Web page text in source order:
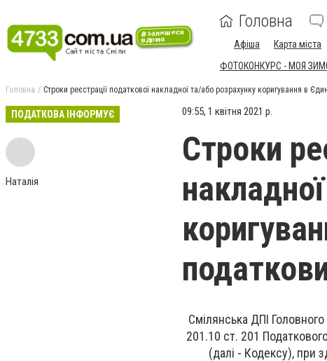
Головна
Афіша Карта міста
ФОТОКОНКУРС - МОЯ
Головна Строки реєстрації податкової накладної та/або розрахунку коригування в
ПОДАТКОВА ІНФОРМУЄ
Наталія
09:55, 1 квітня 2021 р.
Строки
Смілянська ДПІ
201.10 ст. 201
(далі - Кодексу), при